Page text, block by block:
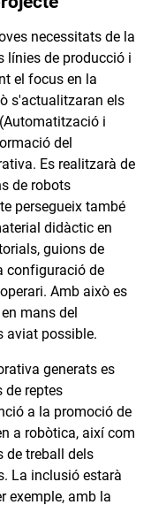
necessitats de la
línies de producció i
el focus en la
s'actualitzaran els
i
del
Es realitzarà de
de robots
persegueix també
didàctic en
guions de
configuració de
Amb això es
mans del
aviat possible.
generats es
reptes
a la promoció de
a robòtica, així com
de treball dels
La inclusió estarà
exemple, amb la